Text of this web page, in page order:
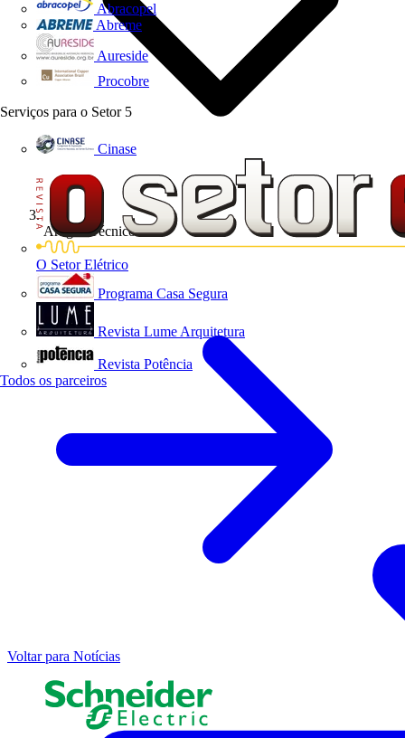
Abracopel
Abreme
Aureside
Procobre
Serviços para o Setor 5
Cinase
O Setor Elétrico
Programa Casa Segura
Revista Lume Arquitetura
Revista Potência
Todos os parceiros
Artigos Técnicos
Voltar para Notícias